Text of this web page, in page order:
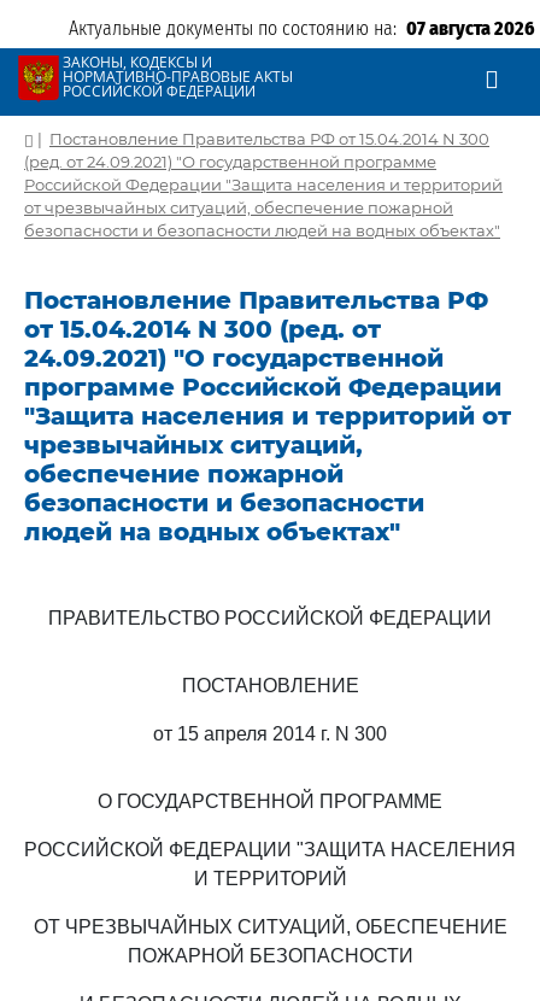
Актуальные документы по состоянию на: 07 августа 2026
ЗАКОНЫ, КОДЕКСЫ И
НОРМАТИВНО-ПРАВОВЫЕ АКТЫ
РОССИЙСКОЙ ФЕДЕРАЦИИ
| Постановление Правительства РФ от 15.04.2014 N 300
(ред. от 24.09.2021) "О государственной программе
Российской Федерации "Защита населения и территорий
от чрезвычайных ситуаций, обеспечение пожарной
безопасности и безопасности людей на водных объектах"
Постановление Правительства РФ
от 15.04.2014 N 300 (ред. от
24.09.2021) "О государственной
программе Российской Федерации
"Защита населения и территорий от
чрезвычайных ситуаций,
обеспечение пожарной
безопасности и безопасности
людей на водных объектах"
ПРАВИТЕЛЬСТВО РОССИЙСКОЙ ФЕДЕРАЦИИ
ПОСТАНОВЛЕНИЕ
от 15 апреля 2014 г. N 300
О ГОСУДАРСТВЕННОЙ ПРОГРАММЕ
РОССИЙСКОЙ ФЕДЕРАЦИИ "ЗАЩИТА НАСЕЛЕНИЯ
И ТЕРРИТОРИЙ
ОТ ЧРЕЗВЫЧАЙНЫХ СИТУАЦИЙ, ОБЕСПЕЧЕНИЕ
ПОЖАРНОЙ БЕЗОПАСНОСТИ